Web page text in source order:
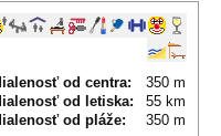
od centra:
350 m
od letiska:
55 km
od pláže:
350 m